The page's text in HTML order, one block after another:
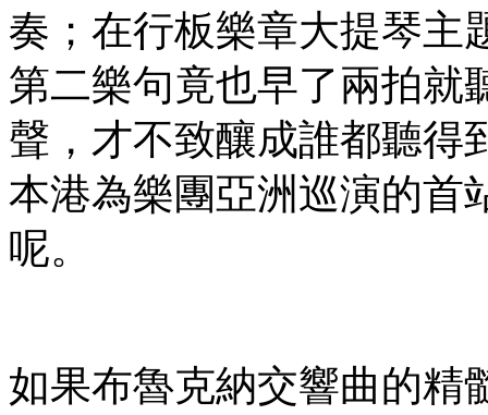
奏；在行板樂章大提琴主
第二樂句竟也早了兩拍就
聲，才不致釀成誰都聽得
本港為樂團亞洲巡演的首
呢。
如果布魯克納交響曲的精